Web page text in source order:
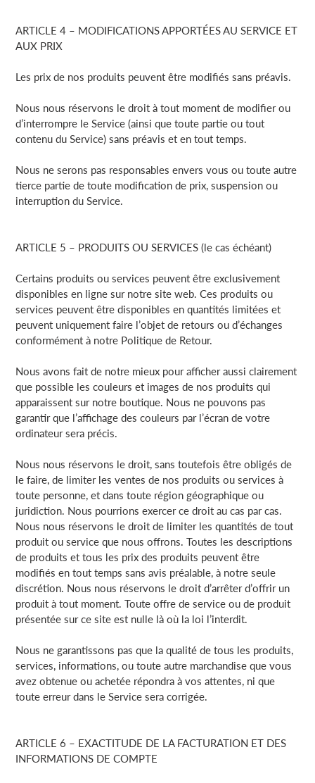
ARTICLE 4 – MODIFICATIONS APPORTÉES AU SERVICE ET
AUX PRIX
Les prix de nos produits peuvent être modifiés sans préavis.
Nous nous réservons le droit à tout moment de modifier ou
d’interrompre le Service (ainsi que toute partie ou tout
contenu du Service) sans préavis et en tout temps.
Nous ne serons pas responsables envers vous ou toute autre
tierce partie de toute modification de prix, suspension ou
interruption du Service.
ARTICLE 5 – PRODUITS OU SERVICES (le cas échéant)
Certains produits ou services peuvent être exclusivement
disponibles en ligne sur notre site web. Ces produits ou
services peuvent être disponibles en quantités limitées et
peuvent uniquement faire l’objet de retours ou d’échanges
conformément à notre Politique de Retour.
Nous avons fait de notre mieux pour afficher aussi clairement
que possible les couleurs et images de nos produits qui
apparaissent sur notre boutique. Nous ne pouvons pas
garantir que l’affichage des couleurs par l’écran de votre
ordinateur sera précis.
Nous nous réservons le droit, sans toutefois être obligés de
le faire, de limiter les ventes de nos produits ou services à
toute personne, et dans toute région géographique ou
juridiction. Nous pourrions exercer ce droit au cas par cas.
Nous nous réservons le droit de limiter les quantités de tout
produit ou service que nous offrons. Toutes les descriptions
de produits et tous les prix des produits peuvent être
modifiés en tout temps sans avis préalable, à notre seule
discrétion. Nous nous réservons le droit d’arrêter d’offrir un
produit à tout moment. Toute offre de service ou de produit
présentée sur ce site est nulle là où la loi l’interdit.
Nous ne garantissons pas que la qualité de tous les produits,
services, informations, ou toute autre marchandise que vous
avez obtenue ou achetée répondra à vos attentes, ni que
toute erreur dans le Service sera corrigée.
ARTICLE 6 – EXACTITUDE DE LA FACTURATION ET DES
INFORMATIONS DE COMPTE